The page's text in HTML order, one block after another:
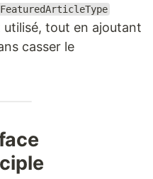
FeaturedArticleType
utilisé, tout en ajoutant
casser le